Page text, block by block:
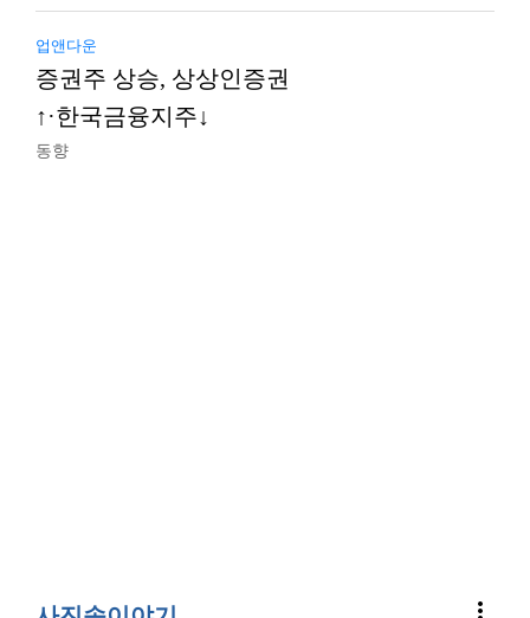
업앤다운
증권주 상승, 상상인증권
↑·한국금융지주↓
동향
more_vert